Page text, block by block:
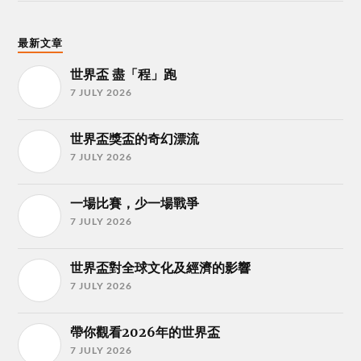
最新文章
世界盃 盡「程」跑
7 JULY 2026
世界盃獎盃的奇幻漂流
7 JULY 2026
一場比賽，少一場戰爭
7 JULY 2026
世界盃對全球文化及經濟的影響
7 JULY 2026
帶你觀看2026年的世界盃
7 JULY 2026